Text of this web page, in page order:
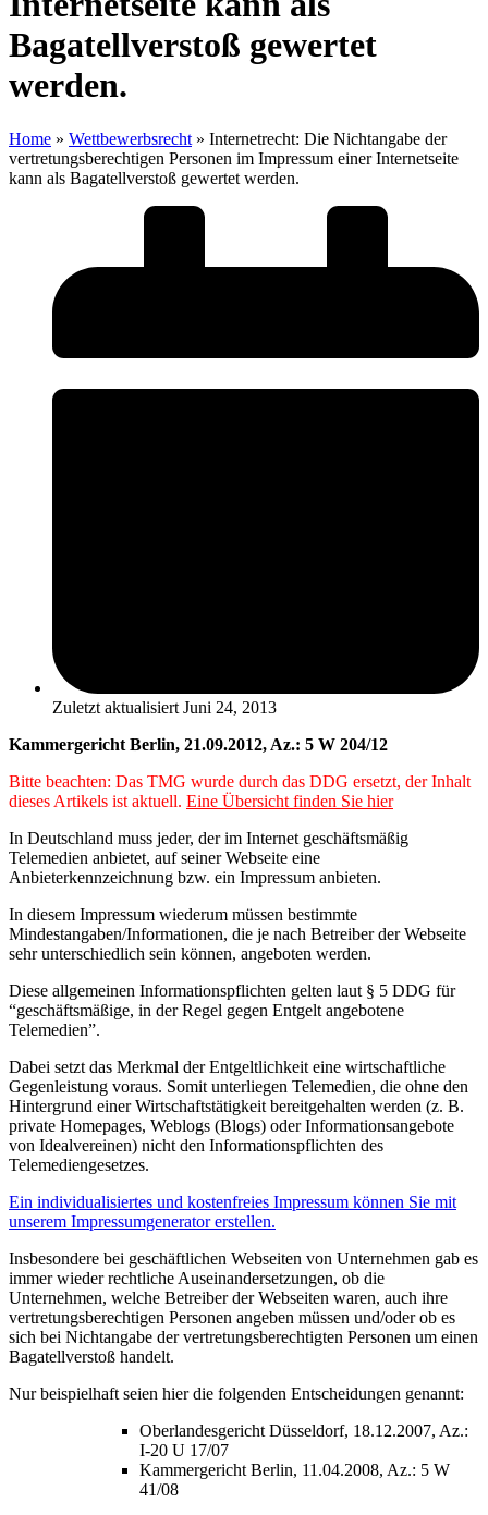
Bagatellverstoß gewertet
werden.
Home » Wettbewerbsrecht » Internetrecht: Die Nichtangabe der
vertretungsberechtigen Personen im Impressum einer Internetseite
kann als Bagatellverstoß gewertet werden.
Zuletzt aktualisiert Juni 24, 2013
Kammergericht Berlin, 21.09.2012, Az.: 5 W 204/12
Bitte beachten: Das TMG wurde durch das DDG ersetzt, der Inhalt
dieses Artikels ist aktuell. Eine Übersicht finden Sie hier
In Deutschland muss jeder, der im Internet geschäftsmäßig
Telemedien anbietet, auf seiner Webseite eine
Anbieterkennzeichnung bzw. ein Impressum anbieten.
In diesem Impressum wiederum müssen bestimmte
Mindestangaben/Informationen, die je nach Betreiber der Webseite
sehr unterschiedlich sein können, angeboten werden.
Diese allgemeinen Informationspflichten gelten laut § 5 DDG für
“geschäftsmäßige, in der Regel gegen Entgelt angebotene
Telemedien”.
Dabei setzt das Merkmal der Entgeltlichkeit eine wirtschaftliche
Gegenleistung voraus. Somit unterliegen Telemedien, die ohne den
Hintergrund einer Wirtschaftstätigkeit bereitgehalten werden (z. B.
private Homepages, Weblogs (Blogs) oder Informationsangebote
von Idealvereinen) nicht den Informationspflichten des
Telemediengesetzes.
Ein individualisiertes und kostenfreies Impressum können Sie mit
unserem Impressumgenerator erstellen.
Insbesondere bei geschäftlichen Webseiten von Unternehmen gab es
immer wieder rechtliche Auseinandersetzungen, ob die
Unternehmen, welche Betreiber der Webseiten waren, auch ihre
vertretungsberechtigen Personen angeben müssen und/oder ob es
sich bei Nichtangabe der vertretungsberechtigten Personen um einen
Bagatellverstoß handelt.
Nur beispielhaft seien hier die folgenden Entscheidungen genannt:
Oberlandesgericht Düsseldorf, 18.12.2007, Az.:
I-20 U 17/07
Kammergericht Berlin, 11.04.2008, Az.: 5 W
41/08